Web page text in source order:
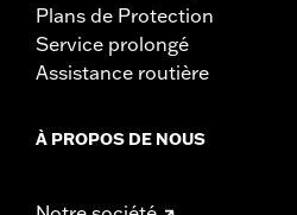
Plans de Protection
Service prolongé
Assistance routière
À PROPOS DE NOUS